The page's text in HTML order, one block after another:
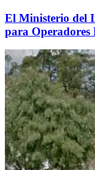
El Ministerio del
para Operadores